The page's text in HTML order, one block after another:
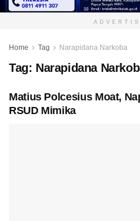
Home Tag Narapidana Narkoba
Tag: Narapidana
Matius Polcesius Moat,
RSUD Mimika